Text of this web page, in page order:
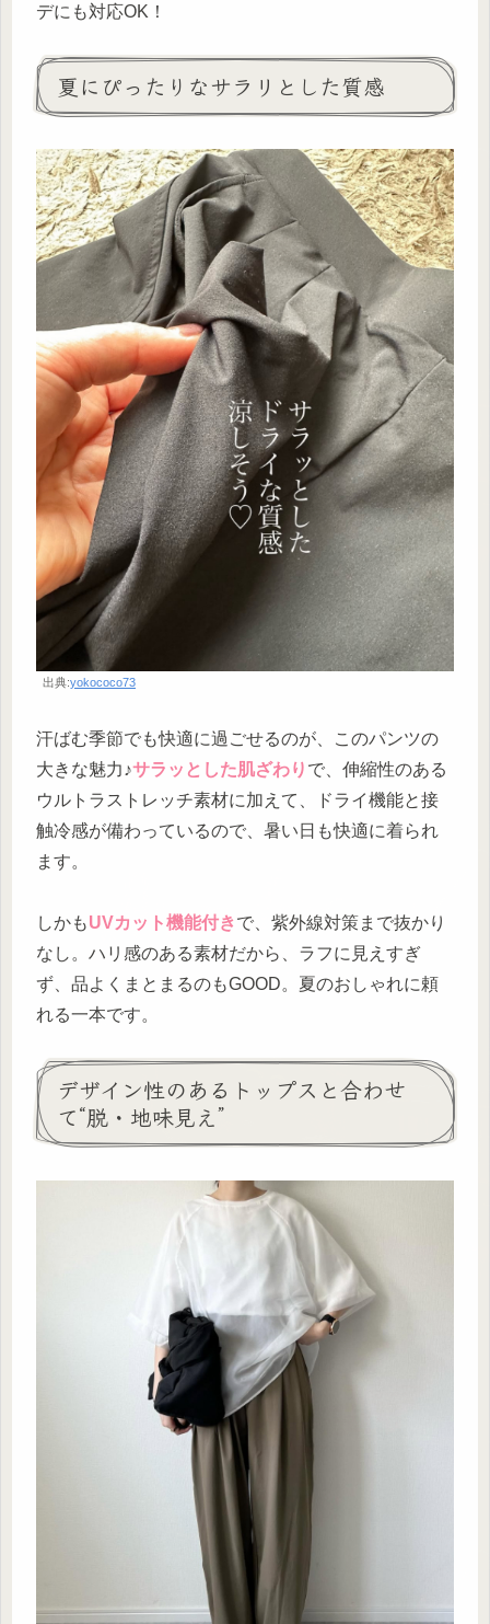
デにも対応OK！
夏にぴったりなサラリとした質感
出典:yokococo73
汗ばむ季節でも快適に過ごせるのが、このパンツの
大きな魅力♪サラッとした肌ざわり で、伸縮性のある
ウルトラストレッチ素材に加えて、ドライ機能と接
触冷感が備わっているので、暑い日も快適に着られ
ます。
しかもUVカット機能付き で、紫外線対策まで抜かり
なし。ハリ感のある素材だから、ラフに見えすぎ
ず、品よくまとまるのもGOOD。夏のおしゃれに頼
れる一本です。
デザイン性のあるトップスと合わせ
て“脱・地味見え”